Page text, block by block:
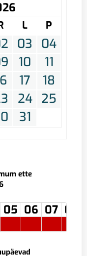
L P
03
04
10
11
17
18
24 25
31
ette
05 06 07 08